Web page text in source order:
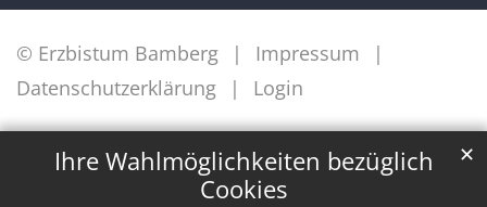
Ihre Wahlmöglichkeiten bezüglich
Cookies
✕
© Erzbistum Bamberg
Impressum
Datenschutzerklärung
Login